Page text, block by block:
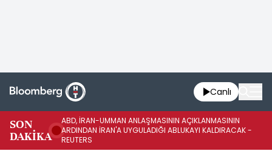
Canlı
SON
DAKİKA
ABD, İRAN-UMMAN ANLAŞMASININ AÇIKLANMASININ
ARDINDAN İRAN'A UYGULADIĞI ABLUKAYI KALDIRACAK -
REUTERS